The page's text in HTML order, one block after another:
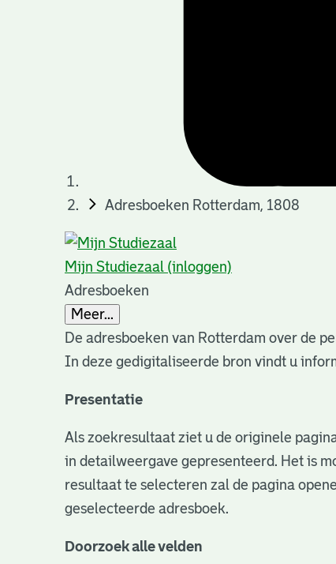
Adresboeken Rotterdam, 1808
Mijn Studiezaal (inloggen)
Adresboeken
Meer...
De adresboeken van Rotterdam over de
In deze gedigitaliseerde bron vindt u
Presentatie
Als zoekresultaat ziet u de originele
in detailweergave gepresenteerd. Het is
resultaat te selecteren zal de pagina
geselecteerde adresboek.
Doorzoek alle velden